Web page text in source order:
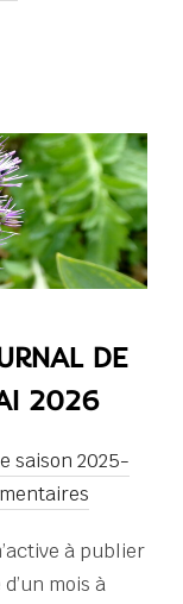
DE
2026
saison 2025-
à publier
mois à